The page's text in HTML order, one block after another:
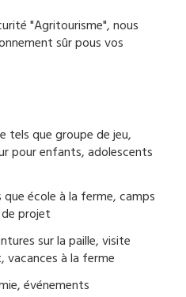
"Agritourisme", nous
sûr pous vos
tels que groupe de jeu,
pour enfants, adolescents
école à la ferme, camps
de projet
sur la paille, visite
vacances à la ferme
événements